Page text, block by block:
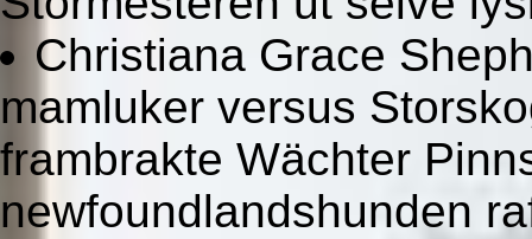
Christiana Grace
mamluker versus
frambrakte Wächter
newfoundlandshunden